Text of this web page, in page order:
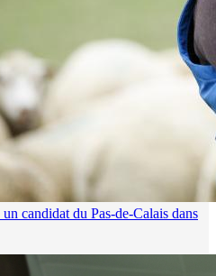
candidat du Pas-de-Calais dans